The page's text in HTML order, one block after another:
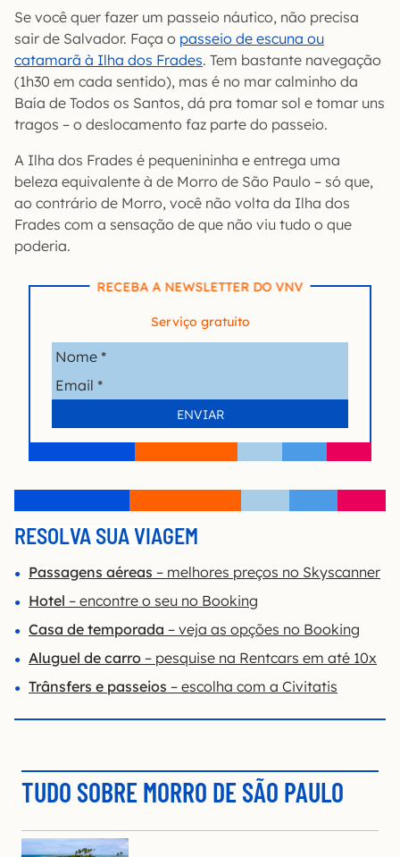
Se você quer fazer um passeio náutico, não precisa
sair de Salvador. Faça o passeio de escuna ou
catamarã à Ilha dos Frades. Tem bastante navegação
(1h30 em cada sentido), mas é no mar calminho da
Baía de Todos os Santos, dá pra tomar sol e tomar uns
tragos – o deslocamento faz parte do passeio.
A Ilha dos Frades é pequenininha e entrega uma
beleza equivalente à de Morro de São Paulo – só que,
ao contrário de Morro, você não volta da Ilha dos
Frades com a sensação de que não viu tudo o que
poderia.
RECEBA A NEWSLETTER DO VNV
Serviço gratuito
RESOLVA SUA VIAGEM
Passagens aéreas – melhores preços no Skyscanner
Hotel – encontre o seu no Booking
Casa de temporada – veja as opções no Booking
Aluguel de carro – pesquise na Rentcars em até 10x
Trânsfers e passeios – escolha com a Civitatis
TUDO SOBRE MORRO DE SÃO PAULO